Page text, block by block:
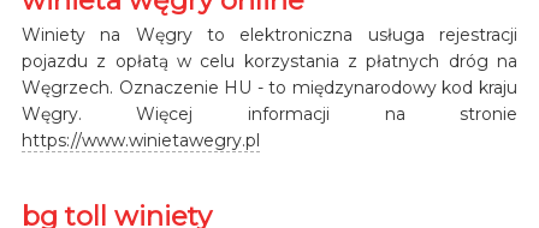
Winiety na Węgry to elektroniczna usługa rejestracji
pojazdu z opłatą w celu korzystania z płatnych dróg na
Węgrzech. Oznaczenie HU - to międzynarodowy kod kraju
Węgry. Więcej informacji na stronie
https://www.winietawegry.pl
bg toll winiety